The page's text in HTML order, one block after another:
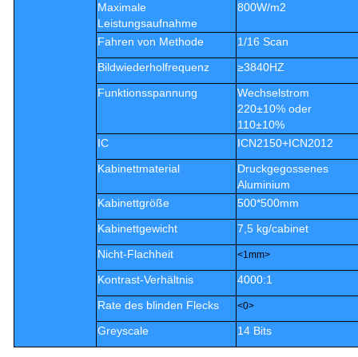
Maximale
Leistungsaufnahme
800W/m2
Fahren von Methode
1/16 Scan
Bildwiederholfrequenz
≥3840HZ
Funktionsspannung
Wechselstrom
220±10% oder
110±10%
IC
ICN2150+ICN2012
Kabinettmaterial
Druckgegossenes
Aluminium
Kabinettgröße
500*500mm
Kabinettgewicht
7,5 kg/cabinet
Nicht-Flachheit
<1mm>
Kontrast-Verhältnis
4000:1
Rate des blinden Flecks
<0>
Greyscale 14 Bits